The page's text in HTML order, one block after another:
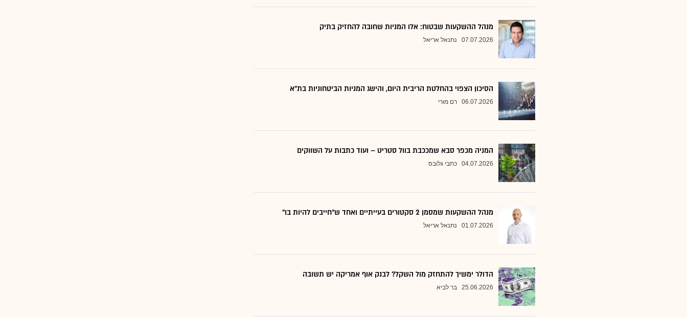
מנהל ההשקעות שבטוח: אלו המניות שחובה להחזיק בתיק
07.07.2026 נתנאל אריאל
הסיכון הצפוי בהחלטת הריבית היום, והישג המניות הביטחוניות בת"א
06.07.2026 רם מורי
המניה מכפר סבא שמככבת בוול סטריט – ועוד כתבות על השווקים
04.07.2026 כתבי גלובס
מנהל ההשקעות שמסמן 2 סקטורים בעייתיים ואחד ש"חייבים להיות בו"
01.07.2026 נתנאל אריאל
הדולר ימשיך להתחזק מול השקל? לבנק אוף אמריקה יש תשובה
25.06.2026 בר לביא